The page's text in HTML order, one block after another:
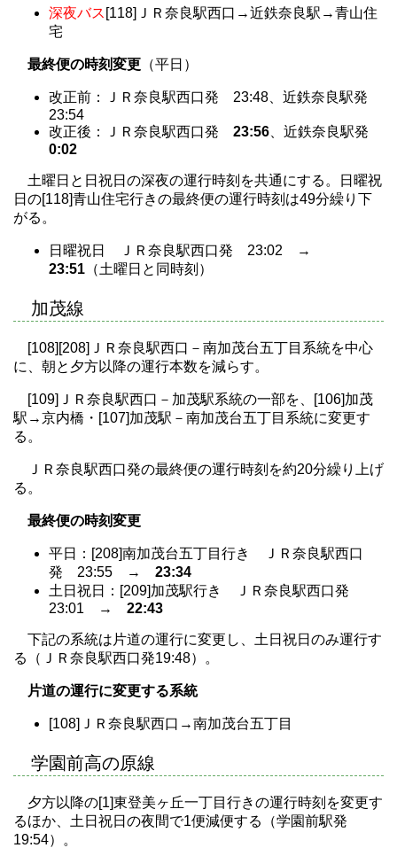
深夜バス [118]ＪＲ奈良駅西口→近鉄奈良駅→青山住
宅
最終便の時刻変更 （平日）
改正前：ＪＲ奈良駅西口発 23:48、近鉄奈良駅発
23:54
改正後：ＪＲ奈良駅西口発 23:56 、近鉄奈良駅発
0:02
土曜日と日祝日の深夜の運行時刻を共通にする。日曜祝
日の[118]青山住宅行きの最終便の運行時刻は49分繰り下
がる。
日曜祝日 ＪＲ奈良駅西口発 23:02 →
23:51 （土曜日と同時刻）
加茂線
[108][208]ＪＲ奈良駅西口－南加茂台五丁目系統を中心
に、朝と夕方以降の運行本数を減らす。
[109]ＪＲ奈良駅西口－加茂駅系統の一部を、[106]加茂
駅→京内橋・[107]加茂駅－南加茂台五丁目系統に変更す
る。
ＪＲ奈良駅西口発の最終便の運行時刻を約20分繰り上げ
る。
最終便の時刻変更
平日：[208]南加茂台五丁目行き ＪＲ奈良駅西口
発 23:55 → 23:34
土日祝日：[209]加茂駅行き ＪＲ奈良駅西口発
23:01 → 22:43
下記の系統は片道の運行に変更し、土日祝日のみ運行す
る（ＪＲ奈良駅西口発19:48）。
片道の運行に変更する系統
[108]ＪＲ奈良駅西口→南加茂台五丁目
学園前高の原線
夕方以降の[1]東登美ヶ丘一丁目行きの運行時刻を変更す
るほか、土日祝日の夜間で1便減便する（学園前駅発
19:54）。